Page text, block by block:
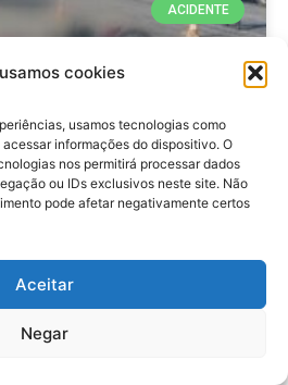
cookies
usamos tecnologias como
informações do dispositivo. O
nos permitirá processar dados
ou IDs exclusivos neste site. Não
pode afetar negativamente certos
Aceitar
Negar
ACIDENTE
do trabalho
envolve em
a obito na RN 118
RN